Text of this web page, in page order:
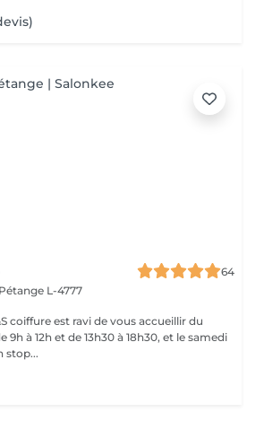
64
Pétange L-4777
coiffure est ravi de vous accueillir du
9h à 12h et de 13h30 à 18h30, et le samedi
stop...